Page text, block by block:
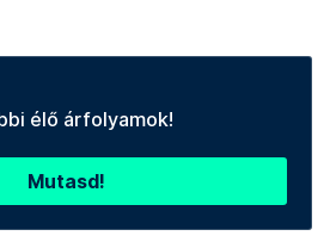
élő árfolyamok!
Mutasd!